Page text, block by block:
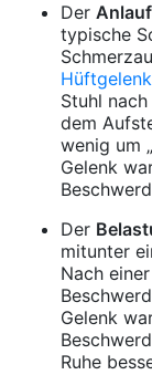
Der
typische
Stuhl
dem
wenig um „
Gelenk
Der
mitunter
Nach
Gelenk
Ruhe